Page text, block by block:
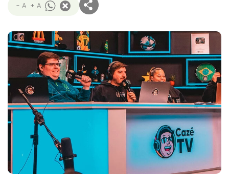
- A + A